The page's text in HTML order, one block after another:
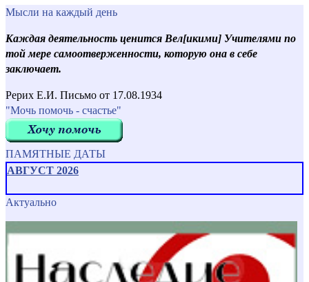
Мысли на каждый день
Каждая деятельность ценится Вел[икими] Учителями по
той мере самоотверженности, которую она в себе
заключает.
Рерих Е.И. Письмо от 17.08.1934
"Мочь помочь - счастье"
ПАМЯТНЫЕ ДАТЫ
АВГУСТ 2026
Актуально